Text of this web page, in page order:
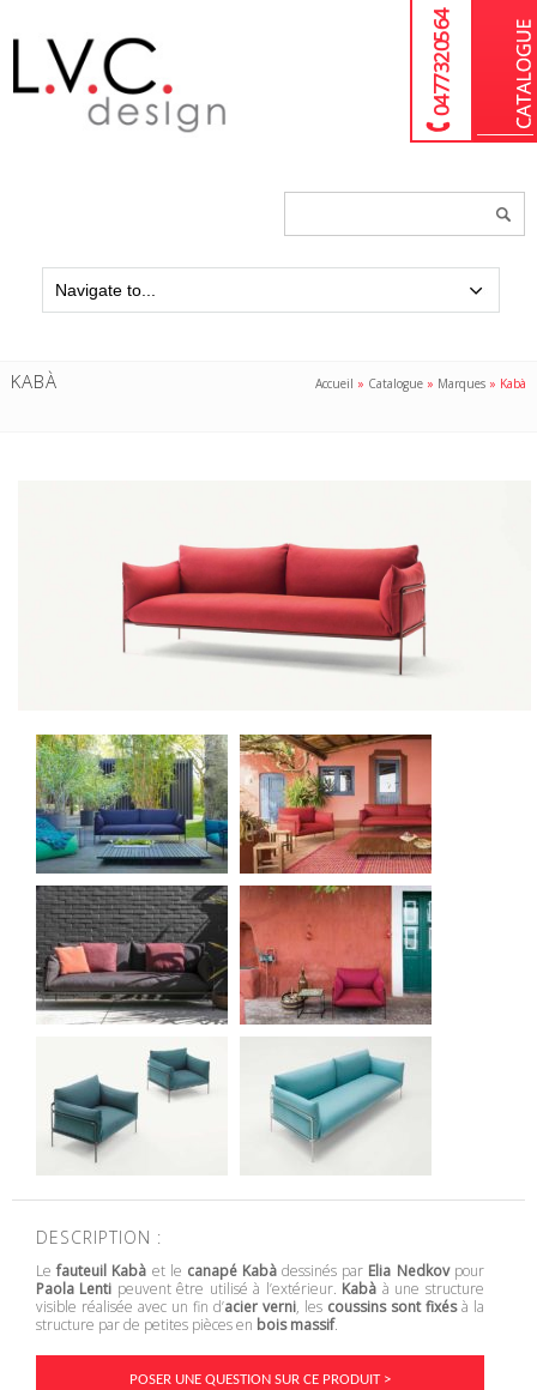
04 77 32 05 64
KABÀ Accueil » Catalogue » Marques » Kabà
DESCRIPTION :
Lefauteuil Kabà et le canapé Kabà dessinés par Elia Nedkovpour
Paola Lenti peuvent être utilisé à l’extérieur. Kabà à une structure
visible réalisée avec un fin d’acier verni, les coussins sont fixésà la
structure par de petites pièces en bois massif.
POSER UNE QUESTION SUR CE PRODUIT >